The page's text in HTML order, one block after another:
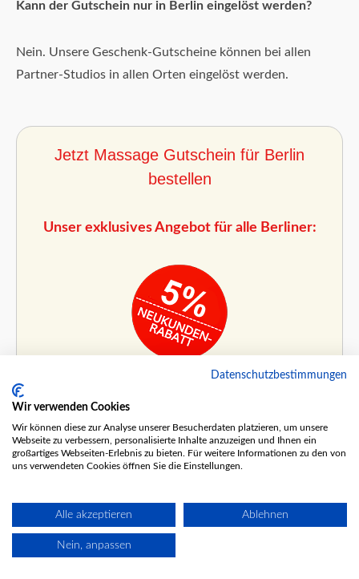
Kann der Gutschein nur in Berlin eingelöst werden?
Nein. Unsere Geschenk-Gutscheine können bei allen
Partner-Studios in allen Orten eingelöst werden.
Jetzt Massage Gutschein für Berlin
bestellen
Unser exklusives Angebot für alle Berliner:
Sichere dir jetzt
Wähle deine Gutschein-Variante
Datenschutzbestimmungen
Wir verwenden Cookies
Wir können diese zur Analyse unserer Besucherdaten platzieren, um unsere
Webseite zu verbessern, personalisierte Inhalte anzuzeigen und Ihnen ein
großartiges Webseiten-Erlebnis zu bieten. Für weitere Informationen zu den von
uns verwendeten Cookies öffnen Sie die Einstellungen.
Alle akzeptieren Ablehnen
Nein, anpassen